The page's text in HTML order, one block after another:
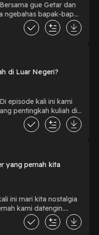
gue Getar dan
ngebahas bapak-bapak
Dan episode kali ini
Kiri Bang!
di Luar Negeri?
episode kali ini kami
pentingkah kuliah di
yang pernah kita
ini mari kita nostalgia
kami datengin.
Z yaa..